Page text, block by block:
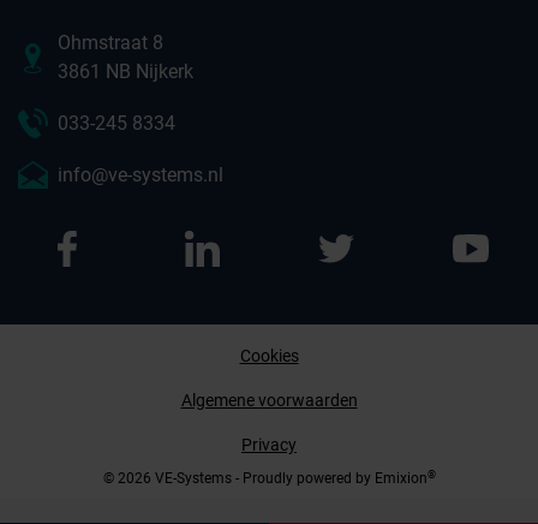
Ohmstraat 8
3861 NB Nijkerk
033-245 8334
info@ve-systems.nl
© 2026 VE-Systems - Proudly powered by Emixion®
Cookies
Algemene voorwaarden
Privacy
Afspraak maken
Contact opnemen